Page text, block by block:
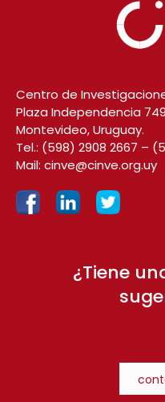
Centro de
Plaza Independencia 749
Montevideo, Uruguay.
Tel.: (598) 2908 2667 –
Mail: cinve@cinve.org.uy
¿Tiene